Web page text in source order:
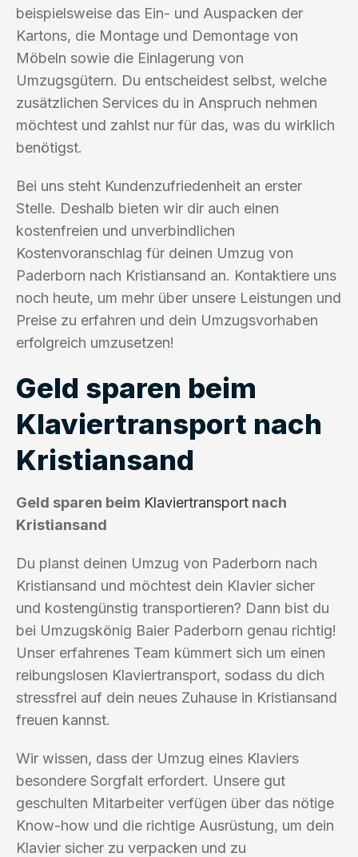
beispielsweise das Ein- und Auspacken der
Kartons, die Montage und Demontage von
Möbeln sowie die Einlagerung von
Umzugsgütern. Du entscheidest selbst, welche
zusätzlichen Services du in Anspruch nehmen
möchtest und zahlst nur für das, was du wirklich
benötigst.
Bei uns steht Kundenzufriedenheit an erster
Stelle. Deshalb bieten wir dir auch einen
kostenfreien und unverbindlichen
Kostenvoranschlag für deinen Umzug von
Paderborn nach Kristiansand an. Kontaktiere uns
noch heute, um mehr über unsere Leistungen und
Preise zu erfahren und dein Umzugsvorhaben
erfolgreich umzusetzen!
Geld sparen beim
Klaviertransport nach
Kristiansand
Geld sparen beim Klaviertransport nach
Kristiansand
Du planst deinen Umzug von Paderborn nach
Kristiansand und möchtest dein Klavier sicher
und kostengünstig transportieren? Dann bist du
bei Umzugskönig Baier Paderborn genau richtig!
Unser erfahrenes Team kümmert sich um einen
reibungslosen Klaviertransport, sodass du dich
stressfrei auf dein neues Zuhause in Kristiansand
freuen kannst.
Wir wissen, dass der Umzug eines Klaviers
besondere Sorgfalt erfordert. Unsere gut
geschulten Mitarbeiter verfügen über das nötige
Know-how und die richtige Ausrüstung, um dein
Klavier sicher zu verpacken und zu